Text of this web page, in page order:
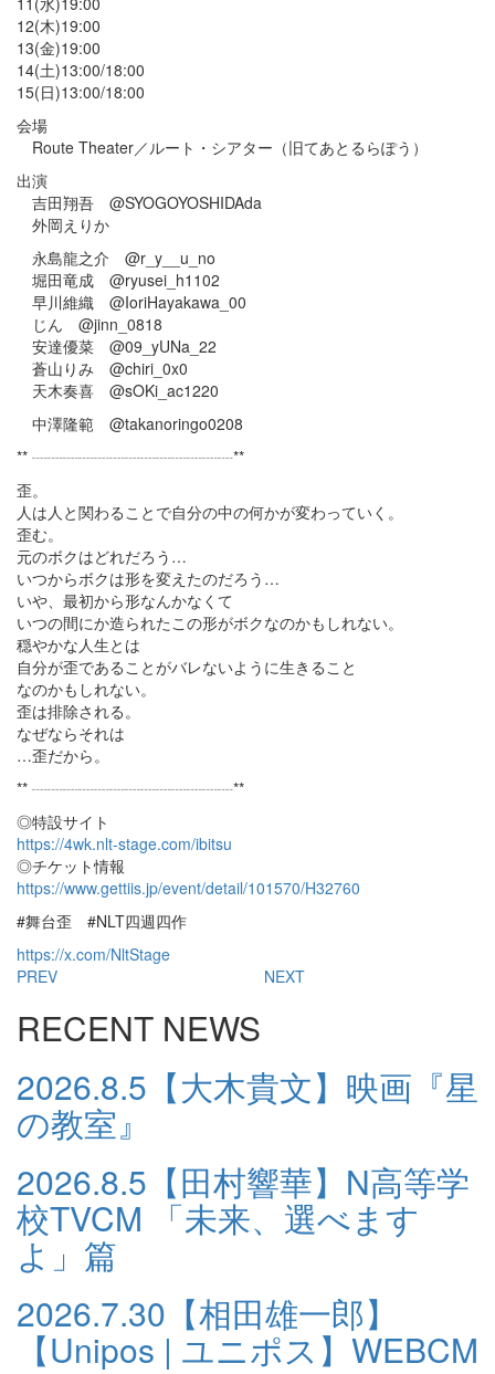
12(木)19:00
13(金)19:00
14(土)13:00/18:00
15(日)13:00/18:00
会場
Route Theater／ルート・シアター（旧てあとるらぽう）
出演
吉田翔吾 @SYOGOYOSHIDAda
外岡えりか
永島龍之介 @r_y__u_no
堀田竜成 @ryusei_h1102
早川維織 @IoriHayakawa_00
じん @jinn_0818
安達優菜 @09_yUNa_22
蒼山りみ @chiri_0x0
天木奏喜 @sOKi_ac1220
中澤隆範 @takanoringo0208
** ┈┈┈┈┈┈┈┈┈┈┈┈┈**
歪。
人は人と関わることで自分の中の何かが変わっていく。
歪む。
元のボクはどれだろう…
いつからボクは形を変えたのだろう…
いや、最初から形なんかなくて
いつの間にか造られたこの形がボクなのかもしれない。
穏やかな人生とは
自分が歪であることがバレないように生きること
なのかもしれない。
歪は排除される。
なぜならそれは
…歪だから。
** ┈┈┈┈┈┈┈┈┈┈┈┈┈**
◎特設サイト
https://4wk.nlt-stage.com/ibitsu
◎チケット情報
https://www.gettiis.jp/event/detail/101570/H32760
#舞台歪 #NLT四週四作
https://x.com/NltStage
PREV
NEXT
RECENT NEWS
2026.8.5 【大木貴文】映画『星
の教室』
2026.8.5 【田村響華】N高等学
校TVCM 「未来、選べます
よ」篇
2026.7.30 【相田雄一郎】
【Unipos | ユニポス】WEBCM